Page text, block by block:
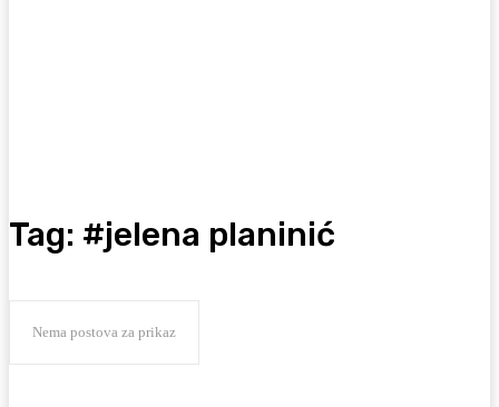
Tag: #jelena planinić
Nema postova za prikaz